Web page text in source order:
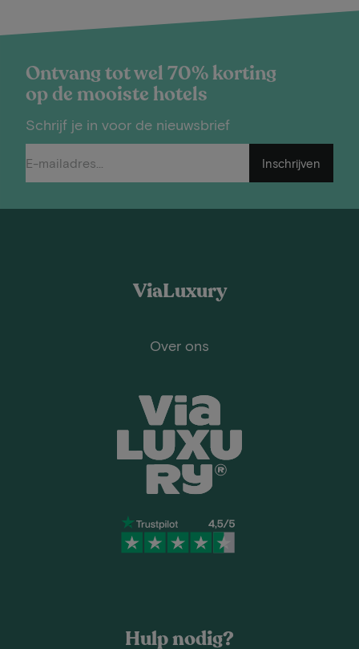
Ontvang tot wel 70% korting
op de mooiste hotels
Schrijf je in voor de nieuwsbrief
Inschrijven
ViaLuxury
Over ons
Hulp nodig?